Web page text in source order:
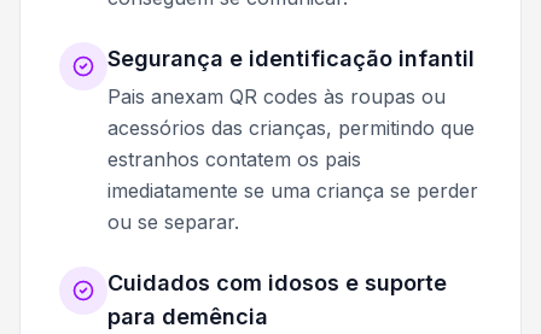
Segurança e identificação infantil
Pais anexam QR codes às roupas ou
acessórios das crianças, permitindo que
estranhos contatem os pais
imediatamente se uma criança se perder
ou se separar.
Cuidados com idosos e suporte
para demência